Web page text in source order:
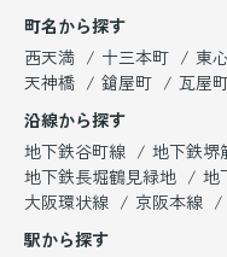
町名から探す
西天満
十三本町 東
天神橋
鎗屋町 瓦屋
沿線から探す
地下鉄谷町線
地下鉄堺
地下鉄長堀鶴見緑地
地
大阪環状線
京阪本線
駅から探す